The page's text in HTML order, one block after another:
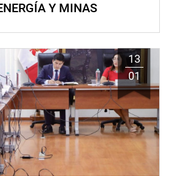
Y MINAS
13
01